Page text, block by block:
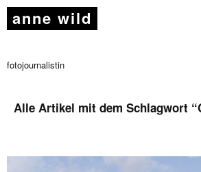
anne wild
fotojournalistin
Alle Artikel mit dem Schlagwort “